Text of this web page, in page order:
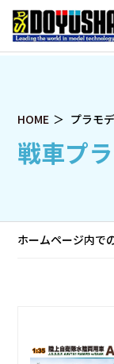
HOME プラモ
戦車プ
ホームページ内で